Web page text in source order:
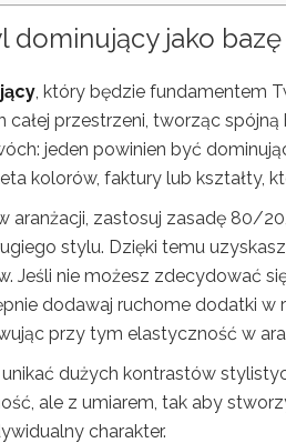
dominujący jako
, który będzie fundamentem
całej przestrzeni, tworząc
jeden powinien być
kolorów, faktury lub kształty,
aranżacji, zastosuj zasadę 80/
stylu. Dzięki temu
Jeśli nie możesz zdecydować
dodawaj ruchome dodatki
przy tym elastyczność w
dużych kontrastów
ale z umiarem, tak aby
charakter.